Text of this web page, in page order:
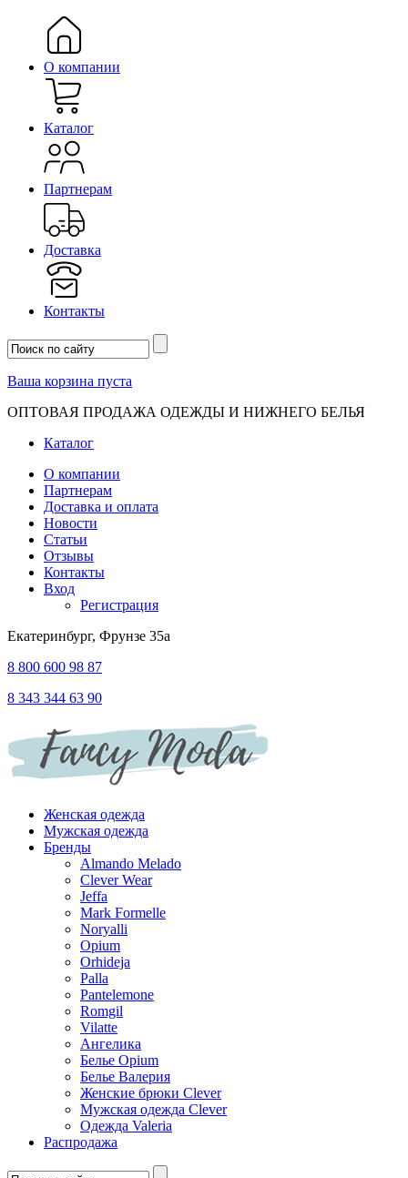
О компании
Каталог
Партнерам
Доставка
Контакты
Ваша корзина пуста
ОПТОВАЯ ПРОДАЖА ОДЕЖДЫ И НИЖНЕГО БЕЛЬЯ
Каталог
О компании
Партнерам
Доставка и оплата
Новости
Статьи
Отзывы
Контакты
Вход
Регистрация
Екатеринбург, Фрунзе 35а
8 800 600 98 87
8 343 344 63 90
Женская одежда
Мужская одежда
Бренды
Almando Melado
Clever Wear
Jeffa
Mark Formelle
Noryalli
Opium
Orhideja
Palla
Pantelemone
Romgil
Vilatte
Ангелика
Белье Opium
Белье Валерия
Женские брюки Clever
Мужская одежда Clever
Одежда Valeria
Распродажа